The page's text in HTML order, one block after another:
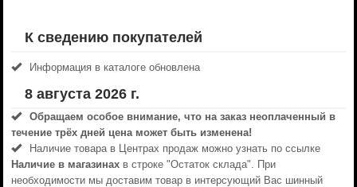
К сведению покупателей
Информация в каталоге обновлена
8 августа 2026 г.
Обращаем особое внимание, что на заказ неоплаченный в
течениe трёх дней цена может быть изменена!
Наличие товара в Центрах продаж можно узнать по ссылке
Наличие в магазинахв строке "Остаток склада". При
необходимости мы доставим товар в интерсующий Вас шинный